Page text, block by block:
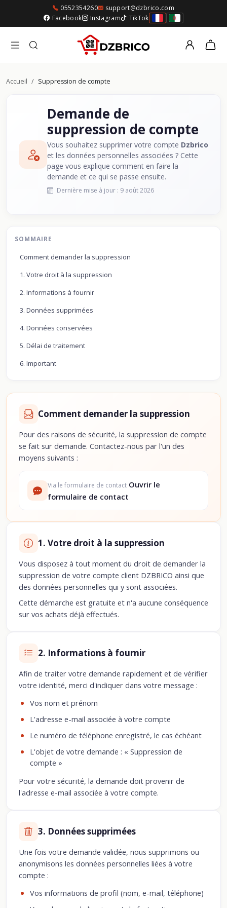
0552354260
support@dzbrico.com
Facebook
Instagram TikTok
Accueil / Suppression de compte
Demande de
suppression de compte
Vous souhaitez supprimer votre compte Dzbrico
et les données personnelles associées ? Cette
page vous explique comment en faire la
demande et ce qui se passe ensuite.
Dernière mise à jour : 9 août 2026
SOMMAIRE
Comment demander la suppression
1. Votre droit à la suppression
2. Informations à fournir
3. Données supprimées
4. Données conservées
5. Délai de traitement
6. Important
Comment demander la suppression
Pour des raisons de sécurité, la suppression de compte
se fait sur demande. Contactez-nous par l'un des
moyens suivants :
Via le formulaire de contact Ouvrir le
formulaire de contact
1. Votre droit à la suppression
Vous disposez à tout moment du droit de demander la
suppression de votre compte client DZBRICO ainsi que
des données personnelles qui y sont associées.
Cette démarche est gratuite et n'a aucune conséquence
sur vos achats déjà effectués.
2. Informations à fournir
Afin de traiter votre demande rapidement et de vérifier
votre identité, merci d'indiquer dans votre message :
Vos nom et prénom
L'adresse e-mail associée à votre compte
Le numéro de téléphone enregistré, le cas échéant
L'objet de votre demande : « Suppression de
compte »
Pour votre sécurité, la demande doit provenir de
l'adresse e-mail associée à votre compte.
3. Données supprimées
Une fois votre demande validée, nous supprimons ou
anonymisons les données personnelles liées à votre
compte :
Vos informations de profil (nom, e-mail, téléphone)